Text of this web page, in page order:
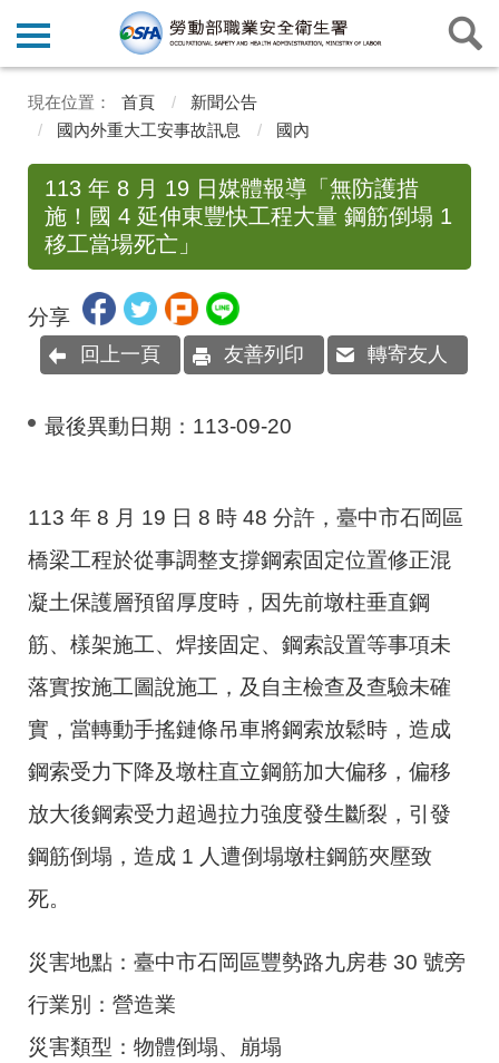
首頁
新聞公告
國內外重大工安事故訊息
國內
113 年 8 月 19 日媒體報導「無防護措
施！國 4 延伸東豐快工程大量 鋼筋倒塌 1
移工當場死亡」
分享
回上一頁 友善列印 轉寄友人
最後異動日期： 113-09-20
113 年 8 月 19 日 8 時 48 分許，臺中市石岡區
橋梁工程於從事調整支撐鋼索固定位置修正混
凝土保護層預留厚度時，因先前墩柱垂直鋼
筋、樣架施工、焊接固定、鋼索設置等事項未
落實按施工圖說施工，及自主檢查及查驗未確
實，當轉動手搖鏈條吊車將鋼索放鬆時，造成
鋼索受力下降及墩柱直立鋼筋加大偏移，偏移
放大後鋼索受力超過拉力強度發生斷裂，引發
鋼筋倒塌，造成 1 人遭倒塌墩柱鋼筋夾壓致
死。
災害地點：臺中市石岡區豐勢路九房巷 30 號旁
行業別：營造業
災害類型：物體倒塌、崩塌